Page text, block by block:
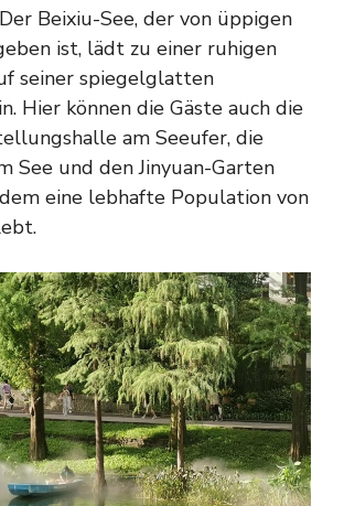
Beixiu-See, der von üppigen
ist, lädt zu einer ruhigen
seiner spiegelglatten
Hier können die Gäste auch die
am Seeufer, die
See und den Jinyuan-Garten
eine lebhafte Population von